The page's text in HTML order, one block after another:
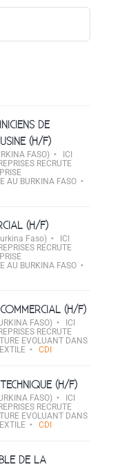
DE
(H/F)
FASO)
ICI
RECRUTE
AU BURKINA FASO
(H/F)
Faso)
ICI
RECRUTE
AU BURKINA FASO
(H/F)
FASO)
ICI
RECRUTE
EVOLUANT DANS
CDI
(H/F)
FASO)
ICI
RECRUTE
EVOLUANT DANS
CDI
DE LA